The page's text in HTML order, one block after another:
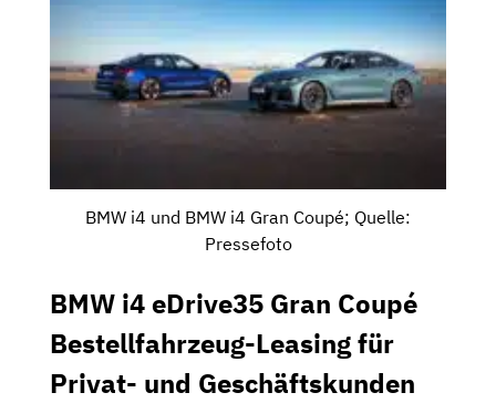
BMW i4 und BMW i4 Gran Coupé; Quelle:
Pressefoto
BMW i4 eDrive35 Gran Coupé
Bestellfahrzeug-Leasing für
Privat- und Geschäftskunden